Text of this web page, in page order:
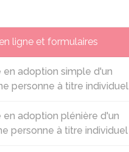
ligne et formulaires
en adoption simple d'un
personne à titre individuel
en adoption plénière d'un
personne à titre individuel